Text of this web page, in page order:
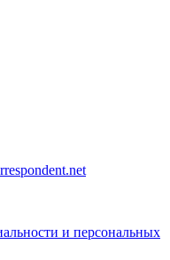
и персональных